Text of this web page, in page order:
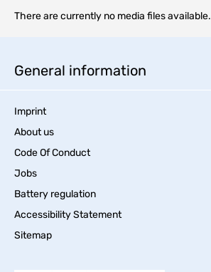
There are currently no media files available.
General information
Imprint
About us
Code Of Conduct
Jobs
Battery regulation
Accessibility Statement
Sitemap